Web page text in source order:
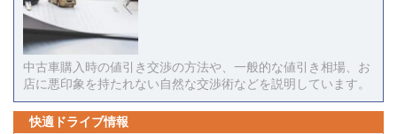
中古車購入時の値引き交渉の方法や、一般的な値引き相場、お
店に悪印象を持たれない自然な交渉術などを説明しています。
快適ドライブ情報